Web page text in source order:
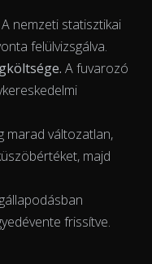
Time. Data ranges from
A nemzeti statisztikai
felülvizsgálva.
A fuvarozó
marad változatlan,
majd
frissítve.